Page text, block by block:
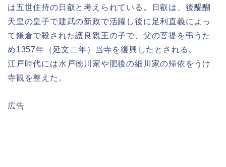
は五世住持の日叡と考えられている。日叡は、後醍醐
天皇の皇子で建武の新政で活躍し後に足利直義によっ
て鎌倉で殺された護良親王の子で、父の菩提を弔うた
め1357年（延文二年）当寺を復興したとされる。
江戸時代には水戸徳川家や肥後の細川家の帰依をうけ
寺観を整えた。
広告